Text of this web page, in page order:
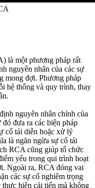
là một phương pháp rất
nguyên nhân của các sự
mong đợi. Phương pháp
hệ thống và quy trình, thay
nguyên nhân chính của
đưa ra các biện pháp
cố tái diễn hoặc xử lý
là ngăn ngừa sự cố tái
RCA cũng giúp tổ chức
yếu trong qui trình hoạt
Ngoài ra, RCA đóng vai
các sự cố nghiêm trọng
hiện cải tiến mà không